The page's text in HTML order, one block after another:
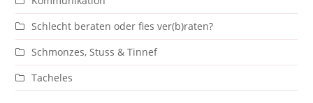
Schlecht beraten oder fies ver(b)raten?
Schmonzes, Stuss & Tinnef
Tacheles